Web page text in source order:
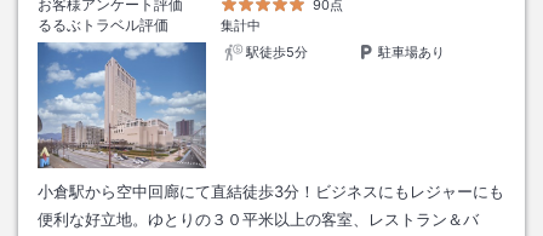
お客様アンケート評価
90点
るるぶトラベル評価
集計中
駅徒歩5分
駐車場あり
小倉駅から空中回廊にて直結徒歩3分！ビジネスにもレジャーにも
便利な好立地。ゆとりの３０平米以上の客室、レストラン＆バ